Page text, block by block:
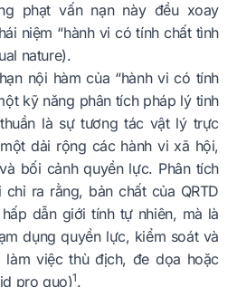
phạt vấn nạn này đều xoay
niệm “hành vi có tính chất tình
nature).
nội hàm của “hành vi có tính
kỹ năng phân tích pháp lý tinh
là sự tương tác vật lý trực
dải rộng các hành vi xã hội,
bối cảnh quyền lực. Phân tích
ra rằng, bản chất của QRTD
dẫn giới tính tự nhiên, mà là
dụng quyền lực, kiểm soát và
việc thù địch, đe dọa hoặc
pro quo)1.